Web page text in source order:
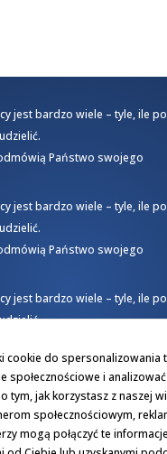
jest bardzo wiele – tyle, ile
Państwo swojego
jest bardzo wiele – tyle, ile
Państwo swojego
jest bardzo wiele – tyle, ile
cookie do spersonalizowania
społecznościowe i
tym, jak korzystasz z naszej
społecznościowym,
mogą połączyć te